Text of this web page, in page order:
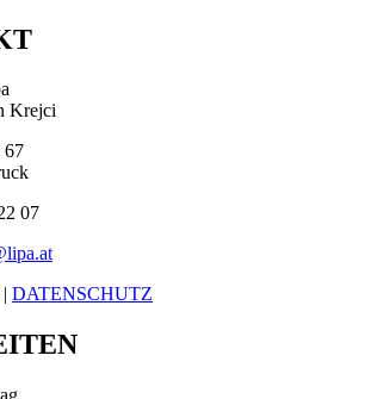
Krejci
67
07
| DATENSCHUTZ